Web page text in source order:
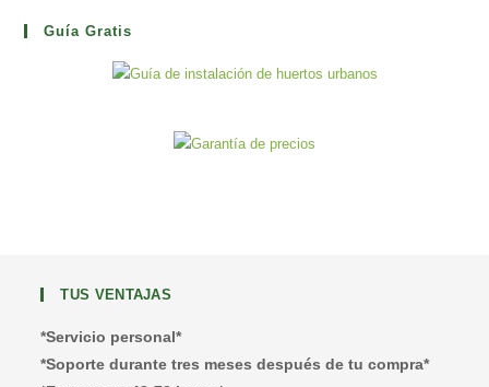
Guía Gratis
TUS VENTAJAS
*Servicio personal*
*Soporte durante tres meses después de tu compra*